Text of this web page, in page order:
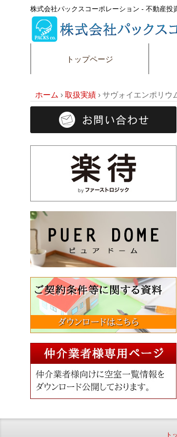
株式会社パックスコーポレーション - 不動産投
トップページ
ホーム › 取扱実績 › サヴォイエンポリウ
ト